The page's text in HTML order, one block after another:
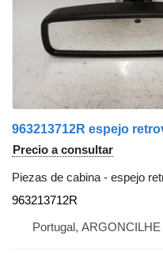
Precio a consultar
Piezas de cabina - espejo
963213712R
Portugal, ARGONCILHE